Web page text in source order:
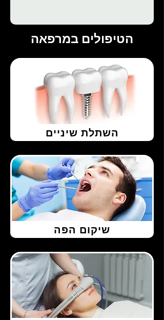
הטיפולים במרפאה
השתלת שיניים
שיקום הפה